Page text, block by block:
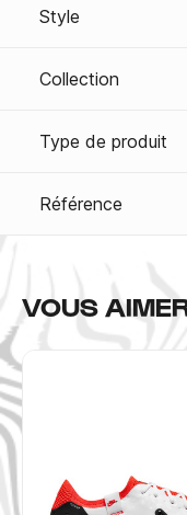
Style
Collection
Type de produit
Référence
VOUS